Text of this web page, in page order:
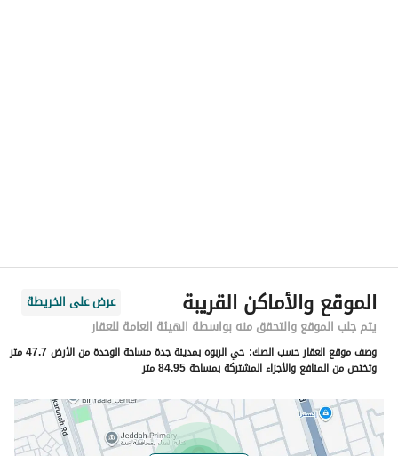
رقم المبنى
8328
الرقم الاضافي
4826
خط العرض
21.600646181183958
خط الطول
39.187235057438485
الموقع والأماكن القريبة
عرض على الخريطة
يتم جلب الموقع والتحقق منه بواسطة الهيئة العامة للعقار
وصف موقع العقار حسب الصك:
حي الربوه بمدينة جدة مساحة الوحدة من الأرض 47.7 متر
وتختص من المنافع والأجزاء المشتركة بمساحة 84.95 متر